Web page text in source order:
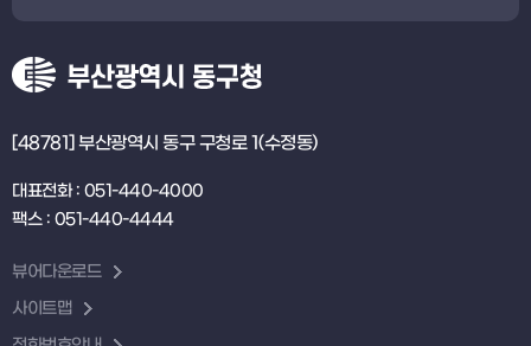
[48781] 부산광역시 동구 구청로 1(수정동)
대표전화 : 051-440-4000
팩스 : 051-440-4444
뷰어다운로드
사이트맵